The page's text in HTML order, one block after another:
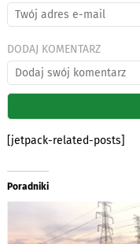
DODAJ KOMENTARZ
[jetpack-related-posts]
Poradniki